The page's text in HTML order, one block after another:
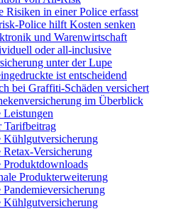
Risiken in einer Police erfasst
Police hilft Kosten senken
und Warenwirtschaft
oder all-inclusive
unter der Lupe
ist entscheidend
bei Graffiti-Schäden versichert
im Überblick
Leistungen
Tarifbeitrag
Kühlgutversicherung
Retax-Versicherung
Produktdownloads
Produkterweiterung
Pandemieversicherung
Kühlgutversicherung